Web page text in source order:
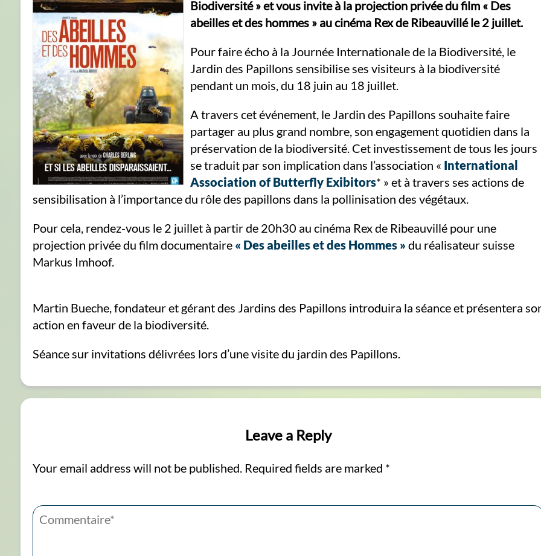
Biodiversité » et vous invite à la projection privée du film « Des
abeilles et des hommes » au cinéma Rex de Ribeauvillé le 2 juillet.
Pour faire écho à la Journée Internationale de la Biodiversité, le
Jardin des Papillons sensibilise ses visiteurs à la biodiversité
pendant un mois, du 18 juin au 18 juillet.
A travers cet événement, le Jardin des Papillons souhaite faire
partager au plus grand nombre, son engagement quotidien dans la
préservation de la biodiversité. Cet investissement de tous les jours
se traduit par son implication dans l’association « International
Association of Butterfly Exibitors* » et à travers ses actions de
sensibilisation à l’importance du rôle des papillons dans la pollinisation des végétaux.
Pour cela, rendez-vous le 2 juillet à partir de 20h30 au cinéma Rex de Ribeauvillé pour une
projection privée du film documentaire « Des abeilles et des Hommes » du réalisateur suisse
Markus Imhoof.
Martin Bueche, fondateur et gérant des Jardins des Papillons introduira la séance et présentera
action en faveur de la biodiversité.
Séance sur invitations délivrées lors d’une visite du jardin des Papillons.
Leave a Reply
Your email address will not be published. Required fields are marked *